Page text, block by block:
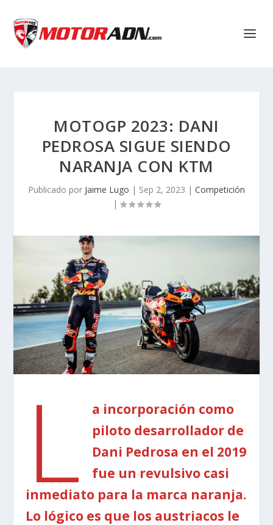
MOTOGP 2023: DANI
PEDROSA SIGUE SIENDO
NARANJA CON KTM
Publicado por Jaime Lugo | Sep 2, 2023 | Competición
|
L
a incorporación como
piloto desarrollador de
Dani Pedrosa en el 2019
fue un revulsivo casi
inmediato para la marca naranja.
Lo lógico es que los austriacos le